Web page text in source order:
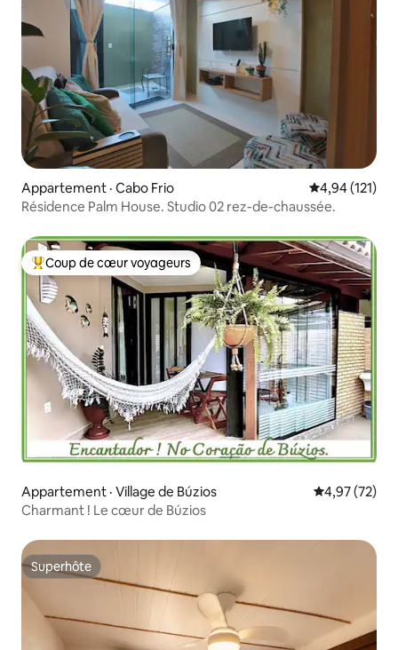
Appartement · Cabo Frio Note
4,94 (121)
Résidence Palm House. Studio 02 rez-de-chaussée.
Coup de cœur voyageurs parmi les plus aimés
Coup de cœur voyageurs
Appartement · Village de Búzios Note
4,97 (72)
Charmant ! Le cœur de Búzios
Superhôte
Superhôte